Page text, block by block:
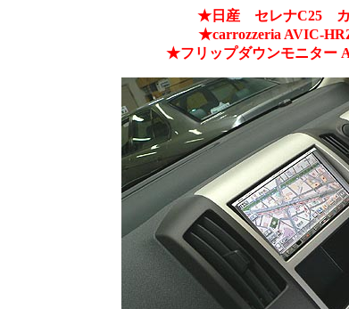
★日産 セレナC25 カ
★carrozzeria AVIC-
★フリップダウンモニター